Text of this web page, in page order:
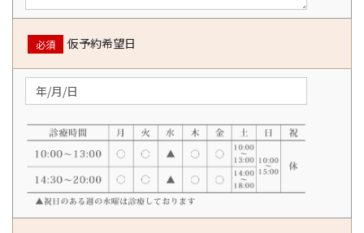
必須 仮予約希望日